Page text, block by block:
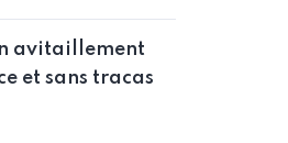
avitaillement
et sans tracas